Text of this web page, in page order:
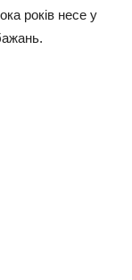
років несе у